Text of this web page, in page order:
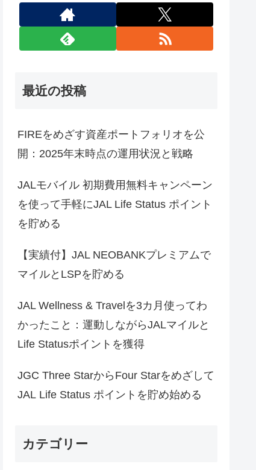
最近の投稿
FIREをめざす資産ポートフォリオを公
開：2025年末時点の運用状況と戦略
JALモバイル 初期費用無料キャンペーン
を使って手軽にJAL Life Status ポイント
を貯める
【実績付】JAL NEOBANKプレミアムで
マイルとLSPを貯める
JAL Wellness & Travelを3カ月使ってわ
かったこと：運動しながらJALマイルと
Life Statusポイントを獲得
JGC Three StarからFour Starをめざして
JAL Life Status ポイントを貯め始める
カテゴリー